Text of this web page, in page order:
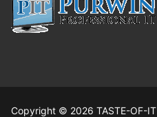
Copyright © 2026 TASTE-OF-IT